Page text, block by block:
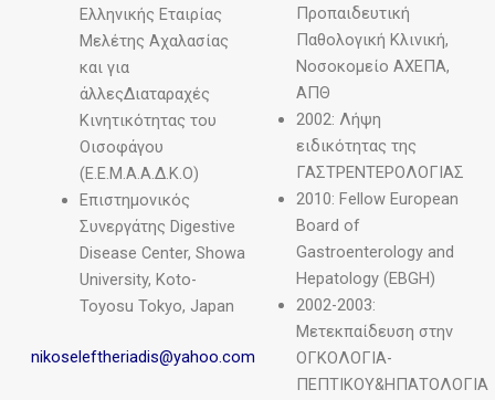
Ελληνικής Εταιρίας
Μελέτης Αχαλασίας
και για
άλλεςΔιαταραχές
Kινητικότητας του
Oισοφάγου
(Ε.Ε.Μ.Α.Α.Δ.Κ.Ο)
Επιστημονικός
Συνεργάτης Digestive
Disease Center, Showa
University, Koto-
Toyosu Tokyo, Japan
nikoseleftheriadis@yahoo.com
Προπαιδευτική
Παθολογική Κλινική,
Νοσοκομείο ΑΧΕΠΑ,
ΑΠΘ
2002: Λήψη
ειδικότητας της
ΓΑΣΤΡΕΝΤΕΡΟΛΟΓΙΑΣ
2010: Fellow European
Board of
Gastroenterology and
Hepatology (EBGH)
2002-2003:
Μετεκπαίδευση στην
ΟΓΚΟΛΟΓΙΑ-
ΠΕΠΤΙΚΟΥ&ΗΠΑΤΟΛΟΓΙΑ